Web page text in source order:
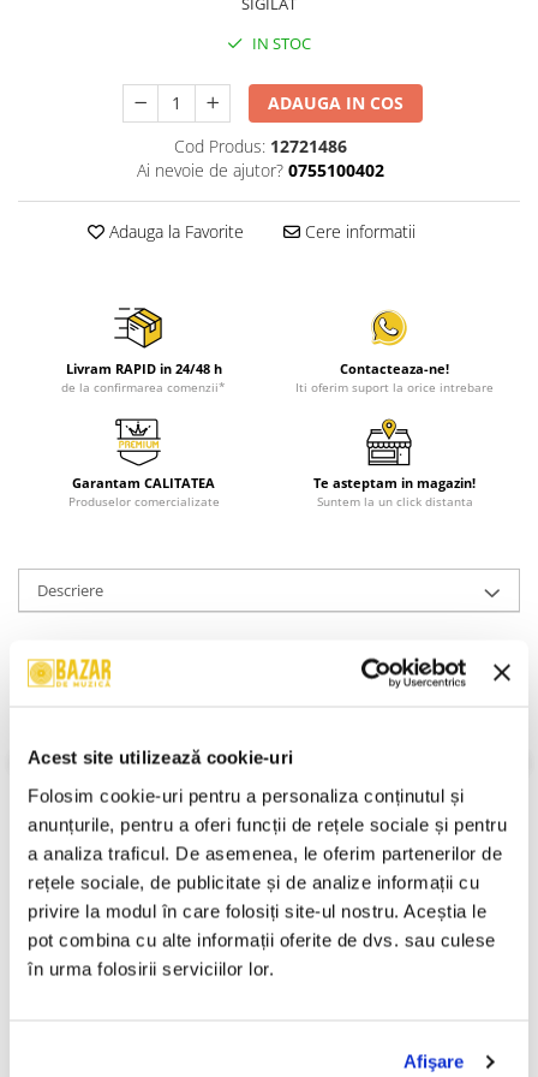
Acest site utilizează cookie-uri
Folosim cookie-uri pentru a personaliza conținutul și
anunțurile, pentru a oferi funcții de rețele sociale și pentru
a analiza traficul. De asemenea, le oferim partenerilor de
rețele sociale, de publicitate și de analize informații cu
privire la modul în care folosiți site-ul nostru. Aceștia le
pot combina cu alte informații oferite de dvs. sau culese
în urma folosirii serviciilor lor.
Afişare
IN STOC
ADAUGA IN COS
Cod Produs: 12721486
Ai nevoie de ajutor? 0755100402
Adauga la Favorite Cere informatii
Livram RAPID in 24/48 h
de la confirmarea comenzii*
Contacteaza-ne!
Iti oferim suport la orice intrebare
Garantam CALITATEA
Produselor comercializate
Te asteptam in magazin!
Suntem la un click distanta
Descriere
A3
Movement
B1
Vega (Starecase Remix)
Remix – Starecase
8:51
B2 A Different Journey To Vega 6:24
Informatii conformitate produs
Review-uri(0)